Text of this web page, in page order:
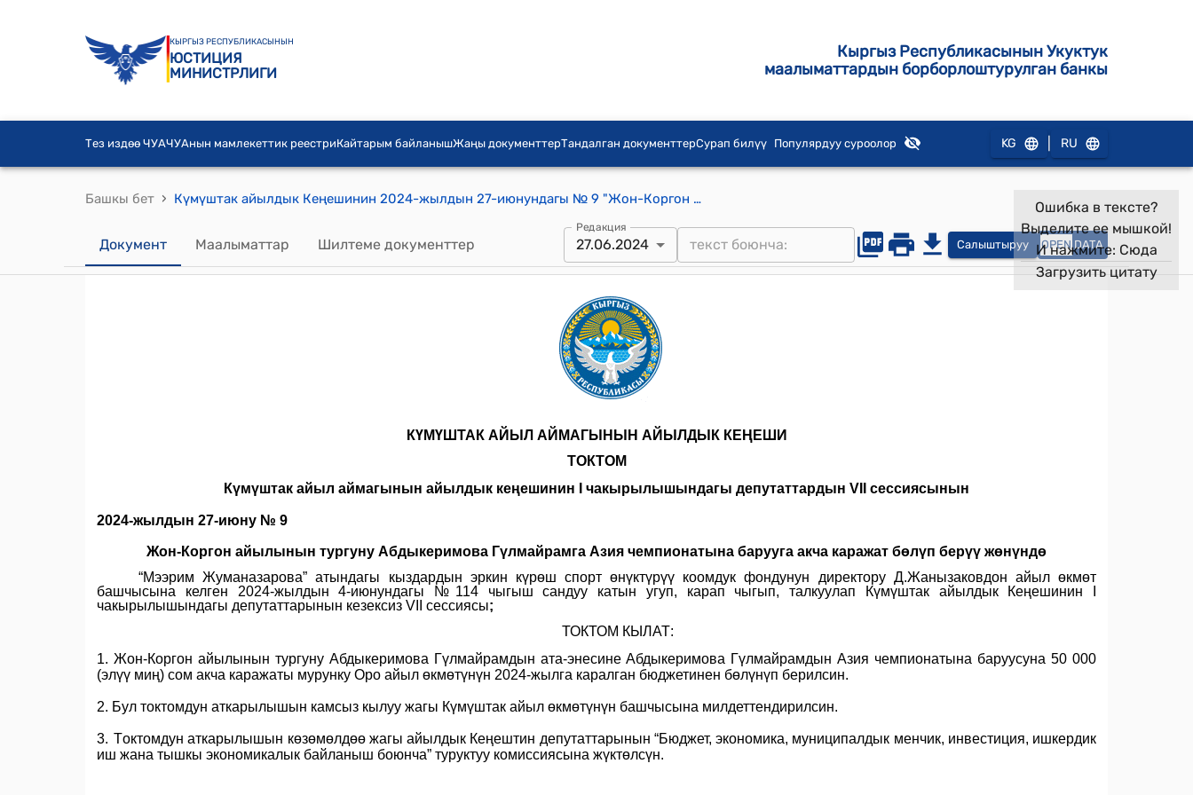
КЫРГЫЗ РЕСПУБЛИКАСЫНЫН
ЮСТИЦИЯ
МИНИСТРЛИГИ
Кыргыз Республикасынын Укуктук
маалыматтардын борборлоштурулган банкы
Тез издөө ЧУАЧУАнын мамлекеттик реестриКайтарым байланышЖаңы документтерТандалган документтерСурап билүү Популярдуу суроолор KG RU
Башкы бет › Күмүштак айылдык Кеңешинин 2024-жылдын 27-июнундагы № 9 "Жон-Коргон айылынын тургуну Абдыкеримова Гүлмайрамга Азия чемпионатына барууга акча каражат бөлүп берүү жөнүндө" токтому
Документ Маалыматтар Шилтеме документтер
Редакция
27.06.2024 Салыштыруу OPEN DATA
Ошибка в тексте?
Выделите ее мышкой!
И нажмите: Сюда
Загрузить цитату